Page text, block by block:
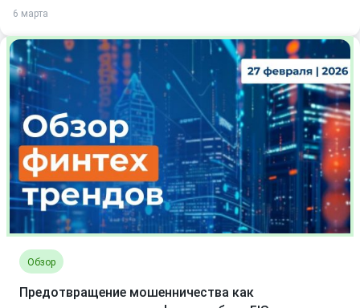
6 марта
Обзор
Предотвращение мошенничества как